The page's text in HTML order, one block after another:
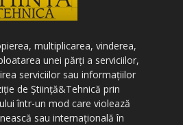
multiplicarea, vinderea,
unei părți a serviciilor,
serviciilor sau informațiilor
de Știință&Tehnică prin
într-un mod care violează
sau internațională în